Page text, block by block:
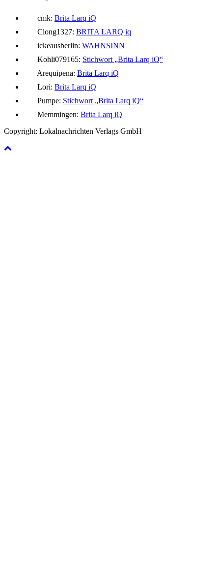
cmk: Brita Larq iQ
Clong1327: BRITA LARQ iq
ickeausberlin: WAHNSINN
Kohli079165: Stichwort „Brita Larq iQ“
Arequipena: Brita Larq iQ
Lori: Brita Larq iQ
Pumpe: Stichwort „Brita Larq iQ“
Memmingen: Brita Larq iQ
Copyright: Lokalnachrichten Verlags GmbH